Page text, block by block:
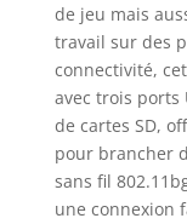
de jeu mais
travail sur des
connectivité,
avec trois ports
de cartes SD,
pour brancher
sans fil
une connexion